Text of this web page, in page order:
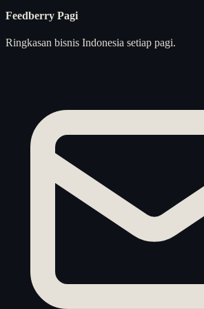
Feedberry Pagi
Ringkasan bisnis Indonesia setiap pagi.